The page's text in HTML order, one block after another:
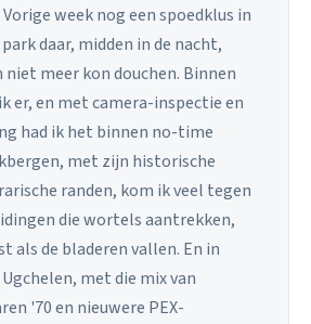
week nog een spoedklus in
daar, midden in de nacht,
meer kon douchen. Binnen
er, en met camera-inspectie en
had ik het binnen no-time
met zijn historische
randen, kom ik veel tegen
die wortels aantrekken,
als de bladeren vallen. En in
Ugchelen, met die mix van
'70 en nieuwere PEX-